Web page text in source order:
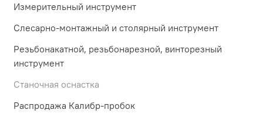
Измерительный инструмент
Слесарно-монтажный и столярный инструмент
Резьбонакатной, резьбонарезной, винторезный
инструмент
Станочная оснастка
Распродажа Калибр-пробок